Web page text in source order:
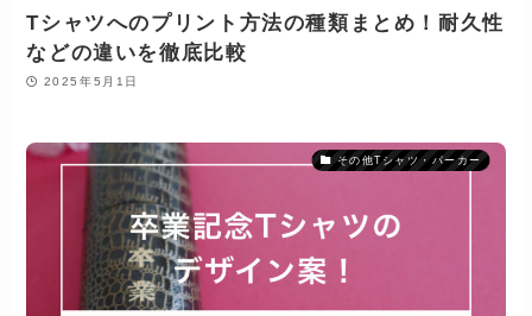
Tシャツへのプリント方法の種類まとめ！耐久性
などの違いを徹底比較
2025年5月1日
その他Tシャツ・パーカー